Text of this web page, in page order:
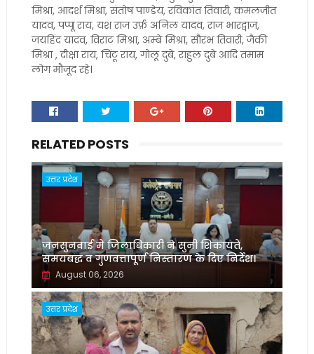
मिश्रा, आदर्श मिश्रा, संतोष पाण्डेय, रविकांत तिवारी, कमलजीत
यादव, पप्पू राय, यश राज उर्फ़ अनिल यादव, राज भारद्वाज,
जयहिंद यादव, विराट मिश्रा, अम्बे मिश्रा, सौरभ तिवारी, जैकी
मिश्रा , दीक्षा राय, चिंटू राय, गोलू दुबे, राहुल दुबे आदि तमाम
लोग मौजूद रहे।
RELATED POSTS
उत्तर प्रदेश
जनसुनवाई में जिलाधिकारी ने सुनीं शिकायतें,
समयबद्ध व गुणवत्तापूर्ण निस्तारण के दिए निर्देश।
August 06, 2026
उत्तर प्रदेश